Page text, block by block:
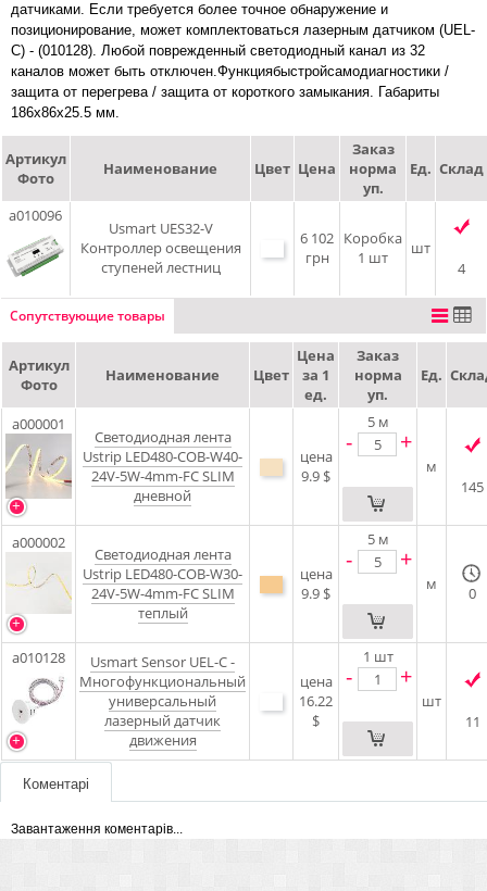
датчиками. Если требуется более точное обнаружение и
позиционирование, может комплектоваться лазерным датчиком (UEL-
C) - (010128). Любой поврежденный светодиодный канал из 32
каналов может быть отключен.Функциябыстройсамодиагностики /
защита от перегрева / защита от короткого замыкания. Габариты
186х86х25.5 мм.
Артикул
Фото
Наименование Цвет Цена
Заказ
норма
уп.
Ед. Склад
a010096
Usmart UES32-V
Контроллер освещения
ступеней лестниц
6 102
грн
Коробка
1 шт
шт
4
Сопутствующие товары
Артикул
Фото
Наименование Цвет
Цена
за 1
ед.
Заказ
норма
уп.
Ед.
a000001
Светодиодная лента
Ustrip LED480-COB-W40-
24V-5W-4mm-FC SLIM
дневной
цена
9.9 $
5 м
- +
м
145
a000002
Светодиодная лента
Ustrip LED480-COB-W30-
24V-5W-4mm-FC SLIM
теплый
цена
9.9 $
5 м
- +
м 0
a010128
Usmart Sensor UEL-C -
Многофункциональный
универсальный
лазерный датчик
движения
цена
16.22
$
1 шт
- +
шт
11
Коментарі
Завантаження коментарів...